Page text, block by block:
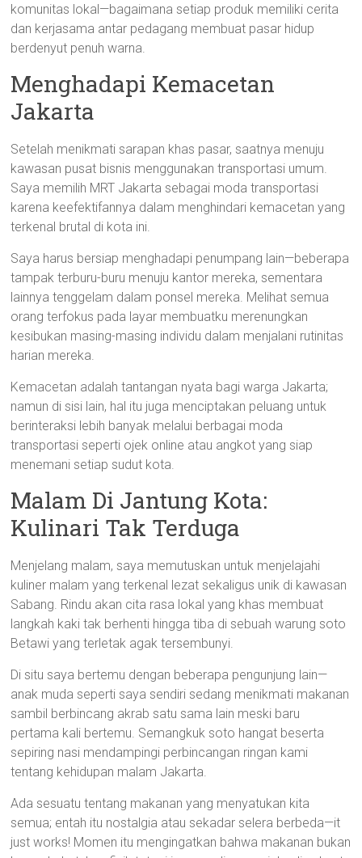
komunitas lokal—bagaimana setiap produk memiliki cerita
dan kerjasama antar pedagang membuat pasar hidup
berdenyut penuh warna.
Menghadapi Kemacetan
Jakarta
Setelah menikmati sarapan khas pasar, saatnya menuju
kawasan pusat bisnis menggunakan transportasi umum.
Saya memilih MRT Jakarta sebagai moda transportasi
karena keefektifannya dalam menghindari kemacetan yang
terkenal brutal di kota ini.
Saya harus bersiap menghadapi penumpang lain—beberapa
tampak terburu-buru menuju kantor mereka, sementara
lainnya tenggelam dalam ponsel mereka. Melihat semua
orang terfokus pada layar membuatku merenungkan
kesibukan masing-masing individu dalam menjalani rutinitas
harian mereka.
Kemacetan adalah tantangan nyata bagi warga Jakarta;
namun di sisi lain, hal itu juga menciptakan peluang untuk
berinteraksi lebih banyak melalui berbagai moda
transportasi seperti ojek online atau angkot yang siap
menemani setiap sudut kota.
Malam Di Jantung Kota:
Kulinari Tak Terduga
Menjelang malam, saya memutuskan untuk menjelajahi
kuliner malam yang terkenal lezat sekaligus unik di kawasan
Sabang. Rindu akan cita rasa lokal yang khas membuat
langkah kaki tak berhenti hingga tiba di sebuah warung soto
Betawi yang terletak agak tersembunyi.
Di situ saya bertemu dengan beberapa pengunjung lain—
anak muda seperti saya sendiri sedang menikmati makanan
sambil berbincang akrab satu sama lain meski baru
pertama kali bertemu. Semangkuk soto hangat beserta
sepiring nasi mendampingi perbincangan ringan kami
tentang kehidupan malam Jakarta.
Ada sesuatu tentang makanan yang menyatukan kita
semua; entah itu nostalgia atau sekadar selera berbeda—it
just works! Momen itu mengingatkan bahwa makanan bukan